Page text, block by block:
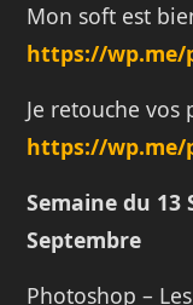
Mon soft est
https://wp.me/
Je retouche vos
https://wp.me/
Semaine du 13
Septembre
Photoshop –